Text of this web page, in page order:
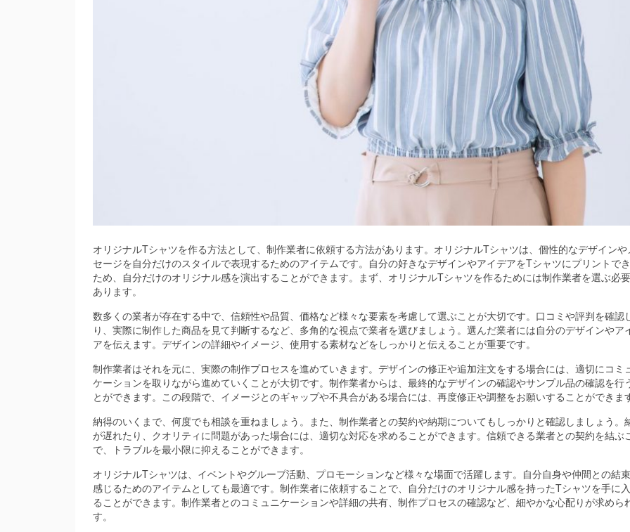
オリジナルTシャツを作る方法として、制作業者に依頼する方法があります。 オリジナルTシャツは、個性的なデザインや
セージを自分だけのスタイルで表現するためのアイテムです。自分の好きなデザインやアイデアをTシャツにプリントで
ため、自分だけのオリジナル感を演出することができます。まず、オリジナルTシャツを作るためには制作業者を選ぶ必
あります。
数多くの業者が存在する中で、信頼性や品質、価格など様々な要素を考慮して選ぶことが大切です。口コミや評判を確認
り、実際に制作した商品を見て判断するなど、多角的な視点で業者を選びましょう。選んだ業者には自分のデザインやア
アを伝えます。デザインの詳細やイメージ、使用する素材などをしっかりと伝えることが重要です。
制作業者はそれを元に、実際の制作プロセスを進めていきます。デザインの修正や追加注文をする場合には、適切にコミ
ケーションを取りながら進めていくことが大切です。制作業者からは、最終的なデザインの確認やサンプル品の確認を行
とができます。この段階で、イメージとのギャップや不具合がある場合には、再度修正や調整をお願いすることができます
納得のいくまで、何度でも相談を重ねましょう。また、制作業者との契約や納期についてもしっかりと確認しましょう。
が遅れたり、クオリティに問題があった場合には、適切な対応を求めることができます。信頼できる業者との契約を結ぶ
で、トラブルを最小限に抑えることができます。
オリジナルTシャツは、イベントやグループ活動、プロモーションなど様々な場面で活躍します。自分自身や仲間との結
感じるためのアイテムとしても最適です。制作業者に依頼することで、自分だけのオリジナル感を持ったTシャツを手に
ることができます。制作業者とのコミュニケーションや詳細の共有、制作プロセスの確認など、細やかな心配りが求めら
す。